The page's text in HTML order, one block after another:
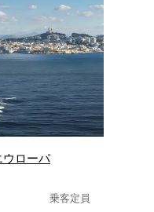
ローパ
乗客定員